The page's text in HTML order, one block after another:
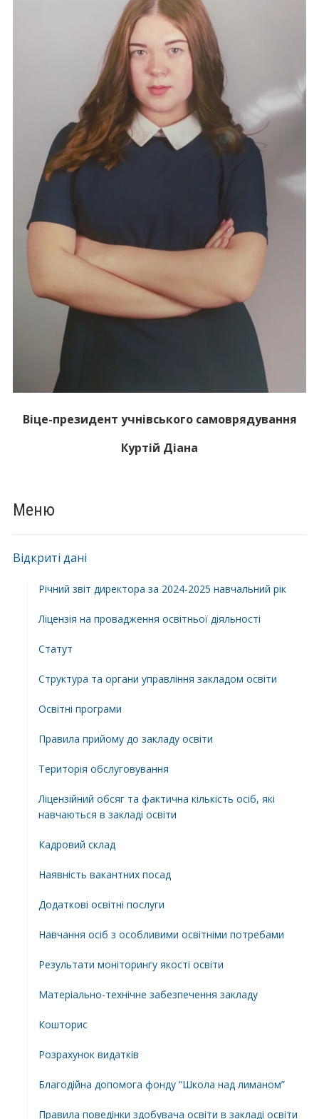
Меню
Відкриті дані
Річний звіт директора за 2024-2025 навчальний рік
Ліцензія на провадження освітньої діяльності
Статут
Структура та органи управління закладом освіти
Освiтнi програми
Правила прийому до закладу освіти
Територiя обслуговування
Ліцензійний обсяг та фактична кількість осіб, які
навчаються в закладі освіти
Кадровий склад
Наявність вакантних посад
Додатковi освiтнi послуги
Навчання осіб з особливими освітніми потребами
Результати моніторингу якості освіти
Матеріально-технічне забезпечення закладу
Кошторис
Розрахунок видатків
Благодійна допомога фонду “Школа над лиманом”
Правила поведінки здобувача освіти в закладі освіти
Віце-президент учнівського самоврядування
Куртій Діана